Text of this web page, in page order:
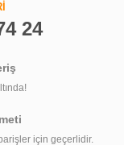
24
için geçerlidir.